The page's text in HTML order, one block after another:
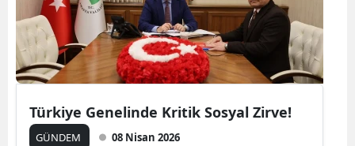
Türkiye Genelinde Kritik Sosyal Zirve!
GÜNDEM 08 Nisan 2026